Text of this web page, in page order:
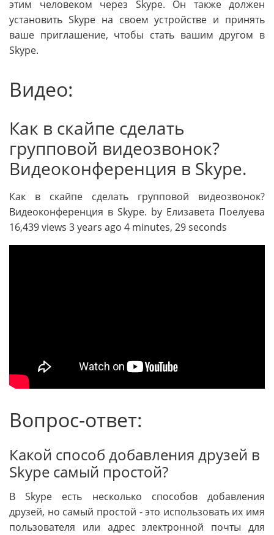
этим человеком через Skype. Он также должен
установить Skype на своем устройстве и принять
ваше приглашение, чтобы стать вашим другом в
Skype.
Видео:
Как в скайпе сделать
групповой видеозвонок?
Видеоконференция в Skype.
Как в скайпе сделать групповой видеозвонок?
Видеоконференция в Skype. by Елизавета Поелуева
16,439 views 3 years ago 4 minutes, 29 seconds
Вопрос-ответ:
Какой способ добавления друзей в
Skype самый простой?
В Skype есть несколько способов добавления
друзей, но самый простой - это использовать их имя
пользователя или адрес электронной почты для